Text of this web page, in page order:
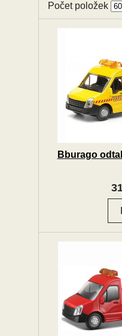
Počet položek
Bburago